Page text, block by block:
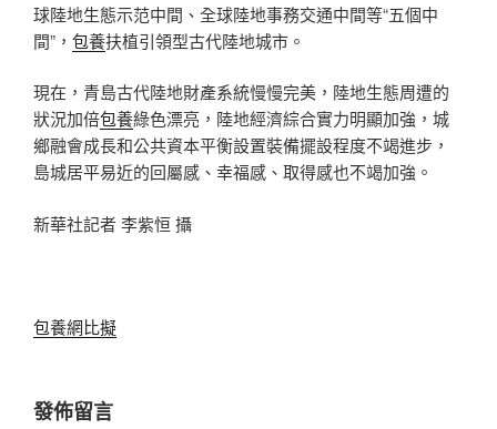
球陸地生態示范中間、全球陸地事務交通中間等“五個中
間”， 包養扶植引領型古代陸地城市。
現在，青島古代陸地財產系統慢慢完美，陸地生態周遭的
狀況加倍包養綠色漂亮，陸地經濟綜合實力明顯加強，城
鄉融會成長和公共資本平衡設置裝備擺設程度不竭進步，
島城居平易近的回屬感、幸福感、取得感也不竭加強。
新華社記者 李紫恒 攝
包養網比擬
發佈留言